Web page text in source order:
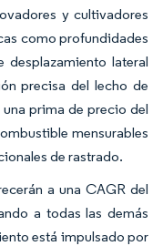
y cultivadores
como profundidades
lateral
precisa del lecho de
prima de precio del
mensurables
de rastrado.
a una CAGR del
a todas las demás
está impulsado por